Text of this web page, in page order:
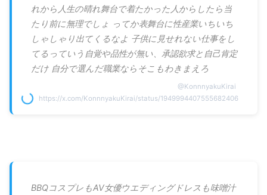
れから人生の晴れ舞台で着たかった人からしたら当
たり前に無理でしょ ってか表舞台に性産業いちいち
しゃしゃり出てくるなよ 子供に見せれない仕事をし
てるっていう自覚や品性が無い、承認欲求と自己肯定
だけ 自分で選んだ職業ならそこもわきまえろ
@KonnnyakuKirai
https://x.com/KonnnyakuKirai/status/1949994407555682406
BBQコスプレもAV女優ウエディングドレスも味噌汁